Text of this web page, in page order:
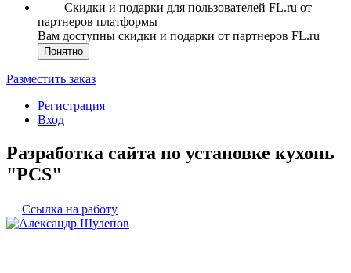
Скидки и подарки для пользователей FL.ru от
партнеров платформы
Вам доступны скидки и подарки от партнеров FL.ru
Понятно
Разместить заказ
Регистрация
Вход
Разработка сайта по установке кухонь
"PCS"
Ссылка на работу